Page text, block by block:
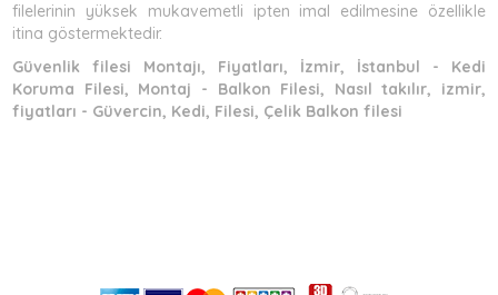
filelerinin yüksek mukavemetli ipten imal edilmesine özellikle
itina göstermektedir.
Güvenlik filesi Montajı, Fiyatları, İzmir, İstanbul - Kedi
Koruma Filesi, Montaj - Balkon Filesi, Nasıl takılır, izmir,
fiyatları - Güvercin, Kedi, Filesi, Çelik Balkon filesi